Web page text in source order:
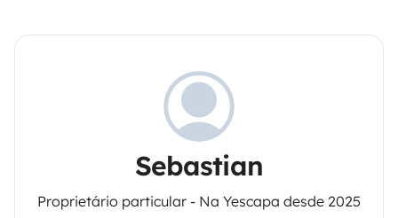
Sebastian
Proprietário particular - Na Yescapa desde 2025